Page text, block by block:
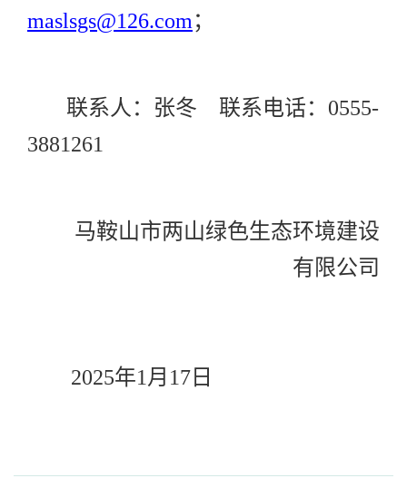
maslsgs@126.com ；
联系人：张冬 联系电话： 0555-
3881261
马鞍山市两山绿色生态环境建设
有限公司
2025年1 月 17 日